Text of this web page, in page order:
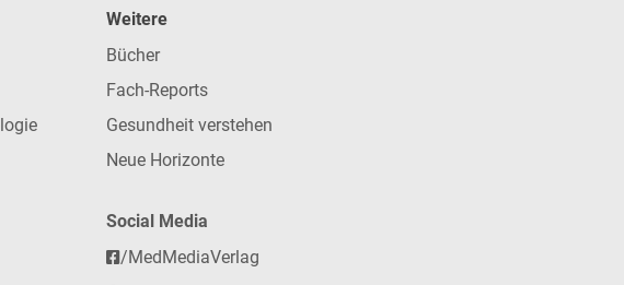
Weitere
Bücher
Fach-Reports
Gesundheit verstehen
Neue Horizonte
Social Media
/MedMediaVerlag